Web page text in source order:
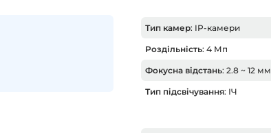
Тип камер: IP-камери
Роздільність: 4 Мп
Фокусна відстань: 2.8 ~ 12 мм
Тип підсвічування: ІЧ